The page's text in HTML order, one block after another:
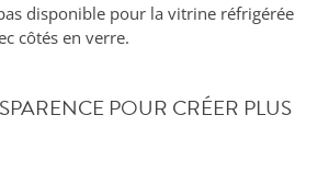
disponible pour la vitrine réfrigérée
côtés en verre.
POUR CRÉER PLUS